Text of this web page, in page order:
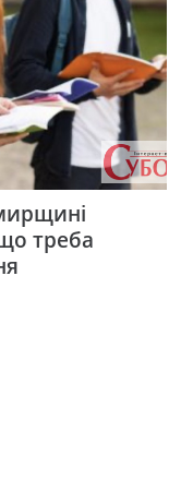
треба